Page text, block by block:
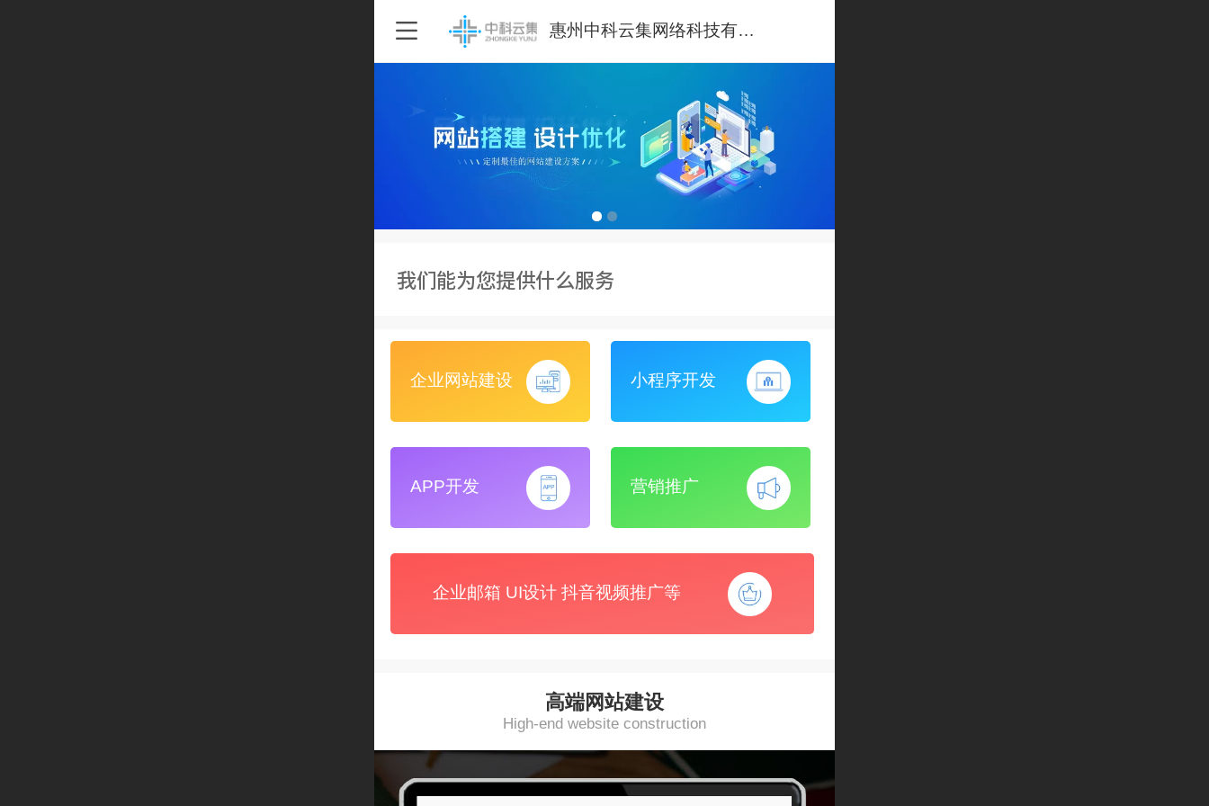
惠州中科云集网络科技有限公司
我们能为您提供什么服务
企业网站建设 小程序开发
APP开发 营销推广
企业邮箱 UI设计 抖音视频推广等
高端网站建设
High-end website construction